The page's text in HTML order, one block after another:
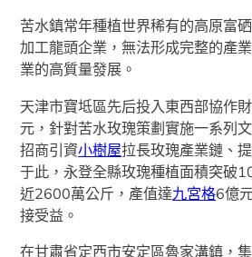
苦水鎮常年種植世界稀有的高原富
加工龍頭企業，無法形成完整的產
業的高質量發展。
天津市寶坻區先后投入東西部協作
元，針對苦水玫瑰策劃實施一系列
招商引資小樹屋拉長玫瑰產業鏈、
于此，永登全縣玫瑰種植面積突破
近2600萬公斤，產值達九宮格6億
接受益。
在甘肅省定西市安定區魯家溝鎮，